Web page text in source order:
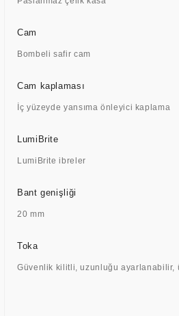
Cam
Bombeli safir cam
Cam kaplaması
İç yüzeyde yansıma önleyici kaplama
LumiBrite
LumiBrite ibreler
Bant genişliği
20 mm
Toka
Güvenlik kilitli, uzunluğu ayarlanabilir,